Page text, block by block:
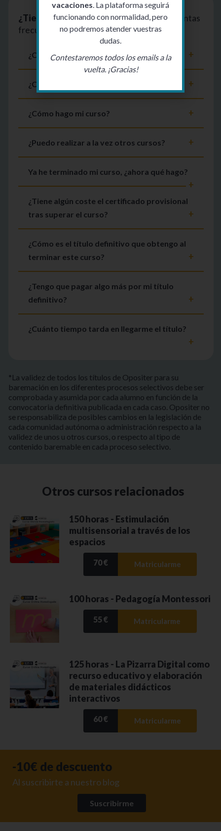
¿Tienes dudas?Aquí tienes algunas preguntas
frecuentes
¿Cómo me matriculo?
¿Cuándo puedo empezar mi curso?
¿Cómo hago mi curso?
¿Puedo realizar a la vez otros cursos?
Ya he terminado mi curso, ¿ahora qué hago?
¿Tiene algún coste el certificado provisional
tras superar el curso?
¿Cómo es el título definitivo que obtengo al
terminar este curso?
¿Tengo que pagar algo más por mi título
definitivo?
¿Cuánto tiempo tarda en llegarme el título?
*La validez de todos los títulos de Opositer para su
baremación en los diferentes procesos selectivos debe ser
comprobada y asumida por cada alumno en función de la
convocatoria definitiva publicada en cada caso. Opositer no
se responsabiliza de posibles cambios en la legislación de
cada comunidad autónoma o administración respecto a la
validez de unos u otros cursos, o respecto al tipo de
contenido baremable en cada proceso selectivo.
Otros cursos relacionados
150 horas - Estimulación
multisensorial a través de los
espacios
70 € Matricularme
100 horas - Pedagogía Montessori
55 € Matricularme
125 horas - La Pizarra Digital como
recurso educativo y elaboración
de materiales didácticos
interactivos
60 € Matricularme
-10€ de descuento
Al suscribirte a nuestro blog
Suscribirme
vacaciones . La plataforma seguirá
funcionando con normalidad, pero
no podremos atender vuestras
dudas.
Contestaremos todos los emails a la
vuelta. ¡Gracias!